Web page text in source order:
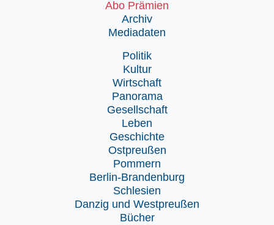
Abo Prämien
Archiv
Mediadaten
Politik
Kultur
Wirtschaft
Panorama
Gesellschaft
Leben
Geschichte
Ostpreußen
Pommern
Berlin-Brandenburg
Schlesien
Danzig und Westpreußen
Bücher